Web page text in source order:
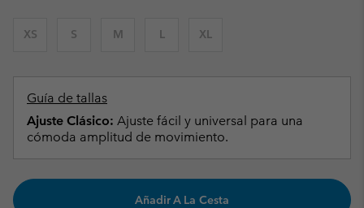
XS S M L XL
Guía de tallas
Ajuste Clásico: Ajuste fácil y universal para una
cómoda amplitud de movimiento.
Añadir A La Cesta